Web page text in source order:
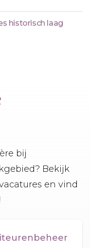
historisch laag
bij
Bekijk
en vind